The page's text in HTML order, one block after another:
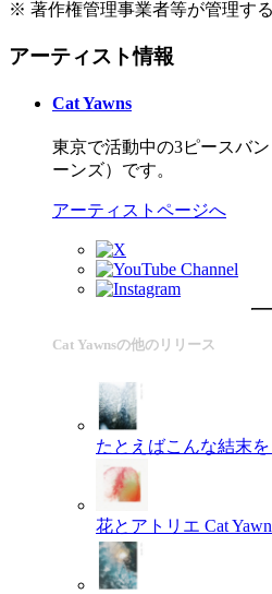
※ 著作権管理事業者等が管理す
アーティスト情報
Cat Yawns
東京で活動中の3ピースバ
ーンズ）です。
アーティストページへ
Cat Yawnsの他のリリース
たとえばこんな結末を
花とアトリエ Cat